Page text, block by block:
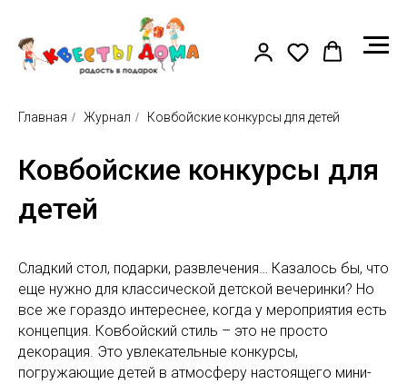
Главная / Журнал / Ковбойские конкурсы для детей
Ковбойские конкурсы для
детей
Сладкий стол, подарки, развлечения… Казалось бы, что
еще нужно для классической детской вечеринки? Но
все же гораздо интереснее, когда у мероприятия есть
концепция. Ковбойский стиль – это не просто
декорация. Это увлекательные конкурсы,
погружающие детей в атмосферу настоящего мини-